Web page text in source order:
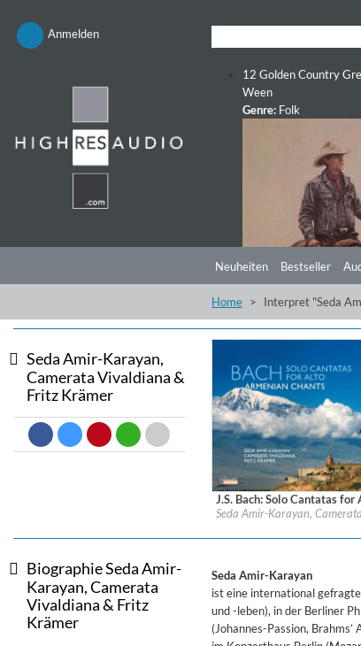
Anmelden
12 Golden Country
Ween
Genre: Folk
Big Band Bossa Nova
Stan Getz
Genre:Jazz
Neuheiten Bestseller
Home Interpret "Seda
Seda Amir-Karayan,
Camerata Vivaldiana &
Fritz Krämer
Label:Passacaille
$ 12,90
J.S. Bach: Solo Cantatas for
Seda Amir-Karayan,
Biographie Seda Amir-
Karayan, Camerata
Vivaldiana & Fritz
Krämer
Seda Amir-Karayan
ist eine international
und -leben), in der Berliner
(Johannes-Passion,